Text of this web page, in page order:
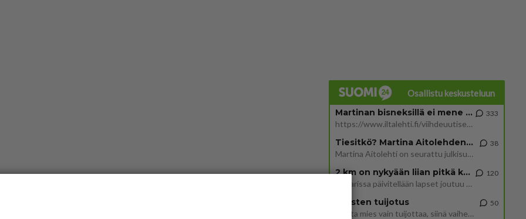
Osallistu keskusteluun
Martinan bisneksillä ei mene hyvin
https://www.iltalehti.fi/viihdeuutiset/a/c46da6ab-340f-4790-aaa7-0865eed2336 Yrityksen konkurssihakemus on tullut kärä
333
Tiesitkö? Martina Aitolehden isäpuoli on tämä suosittu laulaja
Martina Aitolehti on seurattu julkisuuden henkilö. Lähipiiriin mahtuu muitakin tunnettuja henkilöitä. Tiesitkö, että Ma
38
2 km on nykyään liian pitkä koulumatka
Hesarissa päivitellään lapset joutuu nyt kulkemaan 2 km kouluun jösses. Ruostefillarilla tuo matka menee vaikka miten äk
120
Miesten tuijotus
Mutta mies vain tuijottaa, siinä vaiheessa käännän itse pään pois. Mikä juttu? Yleensä jos joku tuijottaa tai katsoo, hä
50